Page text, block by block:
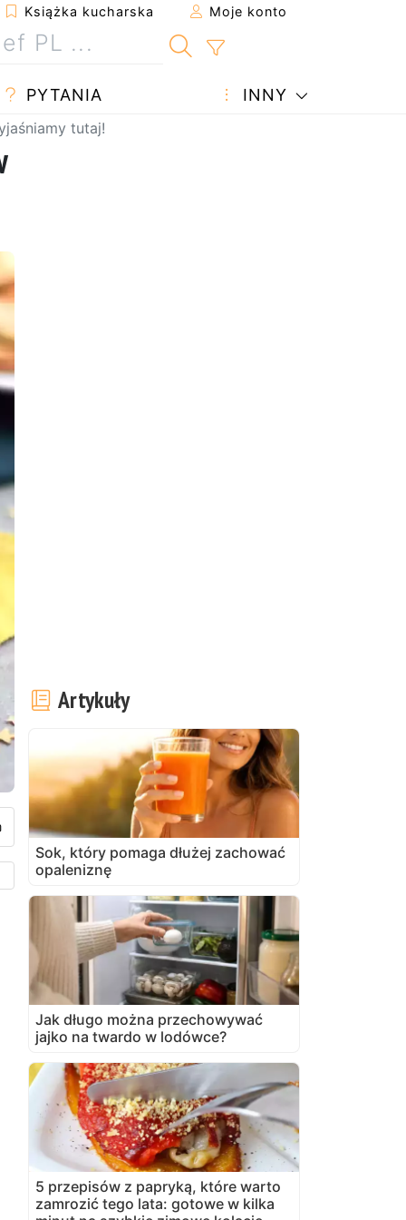
Książka kucharska Moje konto
PYTANIA INNY
tutaj!
Artykuły
Sok, który pomaga dłużej zachować
opaleniznę
Jak długo można przechowywać
jajko na twardo w lodówce?
5 przepisów z papryką, które warto
zamrozić tego lata: gotowe w kilka